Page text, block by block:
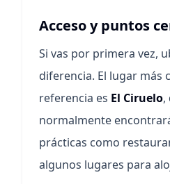
Acceso y puntos
Si vas por primera vez,
diferencia. El lugar más
referencia es El Ciruelo,
normalmente
prácticas como
algunos lugares para